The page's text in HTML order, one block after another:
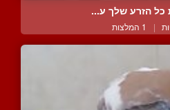
כל הזרע שלך ע...
| 1 המלצות